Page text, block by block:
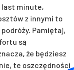
last minute,
z innymi to
Pamiętaj,
są
że będziesz
te oszczędności